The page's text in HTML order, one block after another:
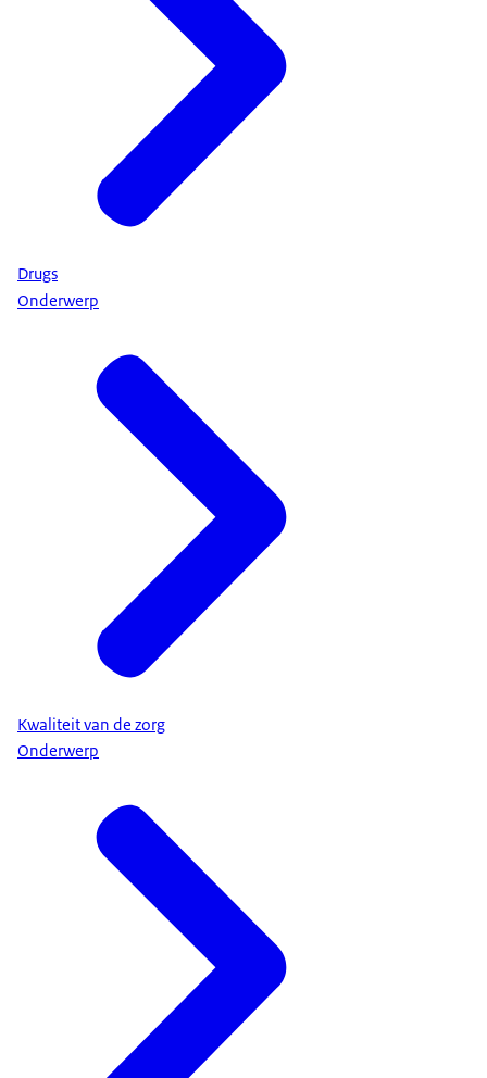
Drugs
Onderwerp
Kwaliteit van de zorg
Onderwerp